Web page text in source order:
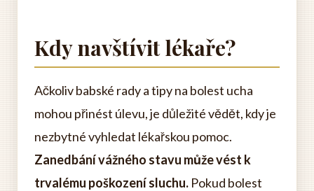
Kdy navštívit lékaře?
Ačkoliv babské rady a tipy na bolest ucha
mohou přinést úlevu, je důležité vědět, kdy je
nezbytné vyhledat lékařskou pomoc.
Zanedbání vážného stavu může vést k
trvalému poškození sluchu. Pokud bolest